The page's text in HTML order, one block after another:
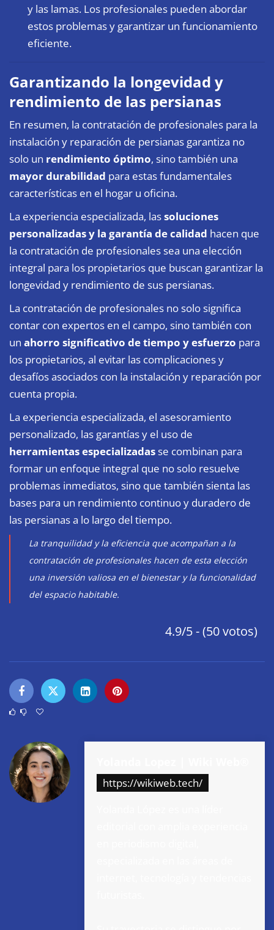
y las lamas. Los profesionales pueden abordar
estos problemas y garantizar un funcionamiento
eficiente.
Garantizando la longevidad y
rendimiento de las persianas
En resumen, la contratación de profesionales para la
instalación y reparación de persianas garantiza no
solo un rendimiento óptimo, sino también una
mayor durabilidad para estas fundamentales
características en el hogar u oficina.
La experiencia especializada, lassoluciones
personalizadas y la garantía de calidad hacen que
la contratación de profesionales sea una elección
integral para los propietarios que buscan garantizar la
longevidad y rendimiento de sus persianas.
La contratación de profesionales no solo significa
contar con expertos en el campo, sino también con
un ahorro significativo de tiempo y esfuerzo para
los propietarios, al evitar las complicaciones y
desafíos asociados con la instalación y reparación por
cuenta propia.
La experiencia especializada, el asesoramiento
personalizado, las garantías y el uso de
herramientas especializadasse combinan para
formar un enfoque integral que no solo resuelve
problemas inmediatos, sino que también sienta las
bases para un rendimiento continuo y duradero de
las persianas a lo largo del tiempo.
La tranquilidad y la eficiencia que acompañan a la
contratación de profesionales hacen de esta elección
una inversión valiosa en el bienestar y la funcionalidad
del espacio habitable.
4.9/5 - (50 votos)
https://wikiweb.tech/